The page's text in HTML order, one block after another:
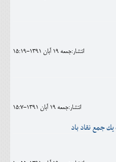
انتشار:جمعه 19 آبان 1391-15:19
انتشار:جمعه 19 آبان 1391-15:7
جمع نقاد باد